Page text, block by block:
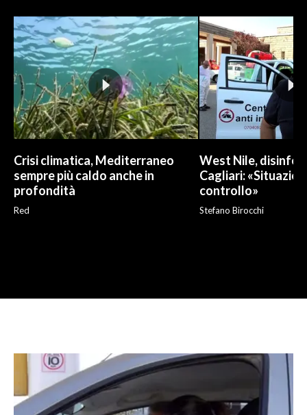
Crisi climatica, Mediterraneo
sempre più caldo anche in
profondità
Red
West Nile,
Cagliari:
controllo»
Stefano Birocchi